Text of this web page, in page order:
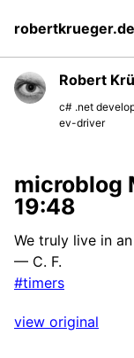
primary
navigation
content
footer
robertkrueger.de
Robert
c# .net
ev-driver
microblog
19:48
We truly live in
— C. F.
#timers
view original